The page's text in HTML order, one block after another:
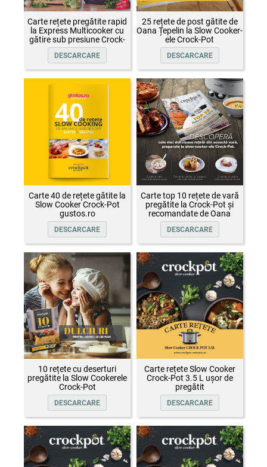
Carte rețete pregătite rapid
la Express Multicooker cu
gătire sub presiune Crock-
Pot
DESCARCARE
25 rețete de post gătite de
Oana Țepelin la Slow Cooker-
ele Crock-Pot
DESCARCARE
Carte 40 de rețete gătite la
Slow Cooker Crock-Pot
gustos.ro
DESCARCARE
Carte top 10 rețete de vară
pregătite la Crock-Pot și
recomandate de Oana
Țepelin
DESCARCARE
10 rețete cu deserturi
pregătite la Slow Cookerele
Crock-Pot
DESCARCARE
Carte rețete Slow Cooker
Crock-Pot 3.5 L ușor de
pregătit
DESCARCARE